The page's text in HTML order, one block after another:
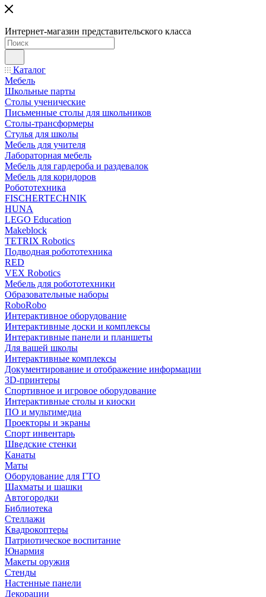
Интернет-магазин представительского класса
Каталог
Мебель
Школьные парты
Столы ученические
Письменные столы для школьников
Столы-трансформеры
Стулья для школы
Мебель для учителя
Лабораторная мебель
Мебель для гардероба и раздевалок
Мебель для коридоров
Робототехника
FISCHERTECHNIK
HUNA
LEGO Education
Makeblock
TETRIX Robotics
Подводная робототехника
RED
VEX Robotics
Мебель для робототехники
Образовательные наборы
RoboRobo
Интерактивное оборудование
Интерактивные доски и комплексы
Интерактивные панели и планшеты
Для вашей школы
Интерактивные комплексы
Документирование и отображение информации
3D-принтеры
Спортивное и игровое оборудование
Интерактивные столы и киоски
ПО и мультимедиа
Проекторы и экраны
Спорт инвентарь
Шведские стенки
Канаты
Маты
Оборудование для ГТО
Шахматы и шашки
Автогородки
Библиотека
Стеллажи
Квадрокоптеры
Патриотическое воспитание
Юнармия
Макеты оружия
Стенды
Настенные панели
Декорации